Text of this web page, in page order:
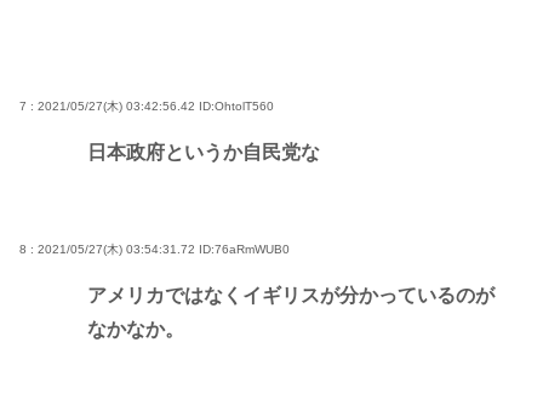
7 : 2021/05/27(木) 03:42:56.42 ID:OhtolT560
日本政府というか自民党な
8 : 2021/05/27(木) 03:54:31.72 ID:76aRmWUB0
アメリカではなくイギリスが分かっているのが
なかなか。